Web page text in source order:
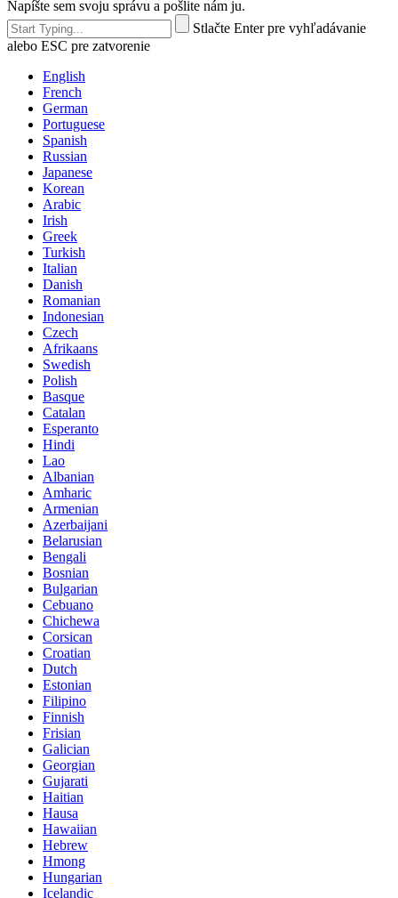
Napíšte sem svoju správu a pošlite nám ju.
Stlačte Enter pre vyhľadávanie
alebo ESC pre zatvorenie
English
French
German
Portuguese
Spanish
Russian
Japanese
Korean
Arabic
Irish
Greek
Turkish
Italian
Danish
Romanian
Indonesian
Czech
Afrikaans
Swedish
Polish
Basque
Catalan
Esperanto
Hindi
Lao
Albanian
Amharic
Armenian
Azerbaijani
Belarusian
Bengali
Bosnian
Bulgarian
Cebuano
Chichewa
Corsican
Croatian
Dutch
Estonian
Filipino
Finnish
Frisian
Galician
Georgian
Gujarati
Haitian
Hausa
Hawaiian
Hebrew
Hmong
Hungarian
Icelandic